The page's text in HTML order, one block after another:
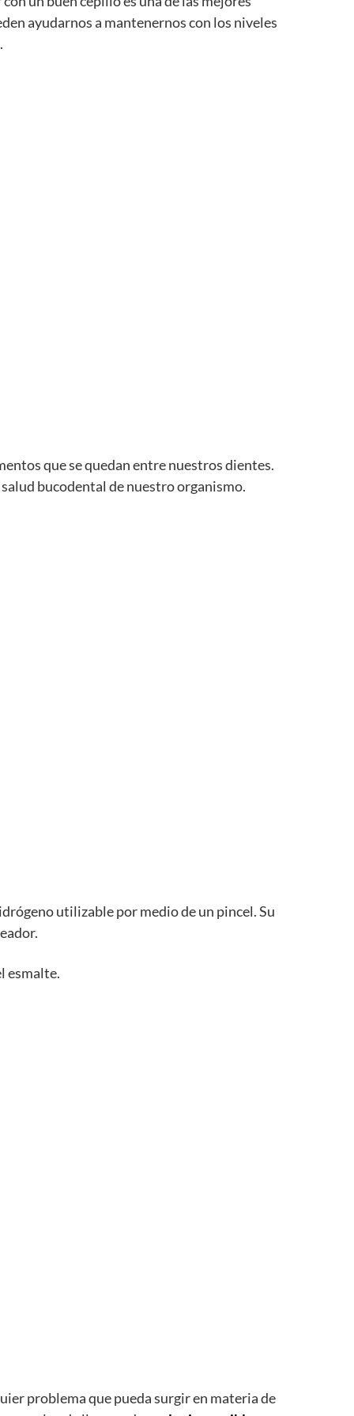
ayudarnos a mantenernos con los niveles
que se quedan entre nuestros dientes.
bucodental de nuestro organismo.
utilizable por medio de un pincel. Su
esmalte.
problema que pueda surgir en materia de